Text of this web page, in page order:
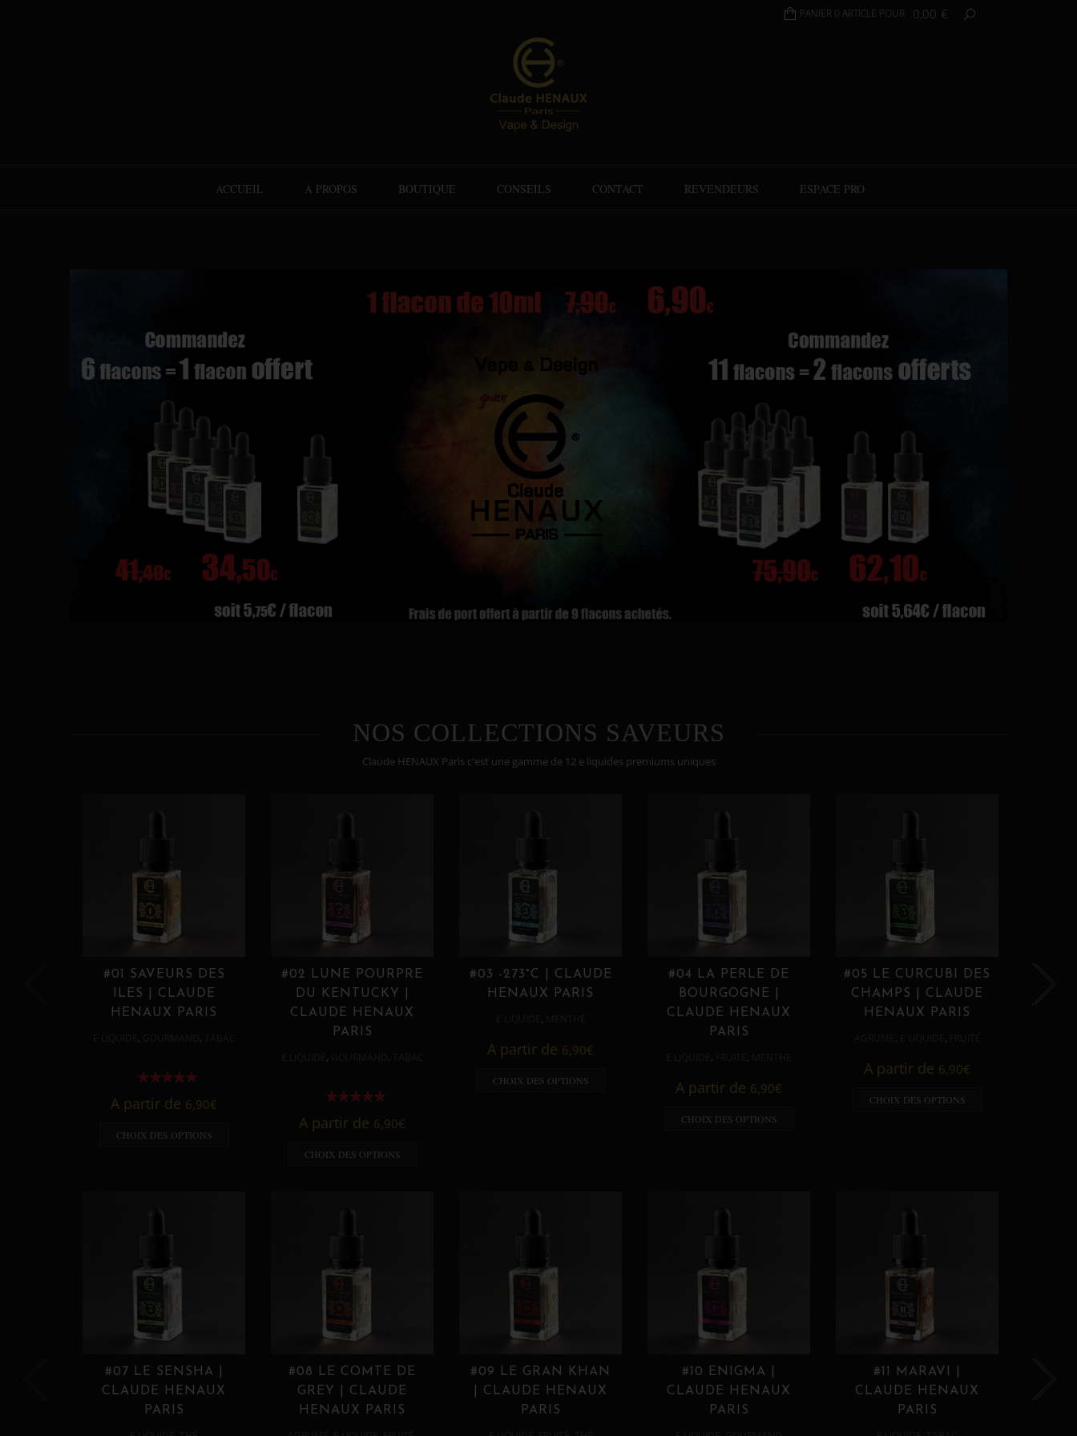
PANIER 0 ARTICLE POUR 0,00 €
ACCUEIL À PROPOS BOUTIQUE CONSEILS CONTACT REVENDEURS ESPACE PRO
NOS COLLECTIONS SAVEURS
Claude HENAUX Paris c'est une gamme de 12 e liquides premiums uniques
#01 SAVEURS DES
ILES | CLAUDE
HENAUX PARIS
, ,
A partir de 6,90€
CHOIX DES OPTIONS
#02 LUNE POURPRE
DU KENTUCKY |
CLAUDE HENAUX
PARIS
, ,
A partir de 6,90€
CHOIX DES OPTIONS
#03 -273°C | CLAUDE
HENAUX PARIS
,
A partir de 6,90€
CHOIX DES OPTIONS
#04 LA PERLE DE
BOURGOGNE |
CLAUDE HENAUX
PARIS
, ,
A partir de 6,90€
CHOIX DES OPTIONS
#05 LE CURCUBI DES
CHAMPS | CLAUDE
HENAUX PARIS
, ,
A partir de 6,90€
CHOIX DES OPTIONS
#07 LE SENSHA |
CLAUDE HENAUX
PARIS
#08 LE COMTE DE
GREY | CLAUDE
HENAUX PARIS
#09 LE GRAN KHAN
| CLAUDE HENAUX
PARIS
#10 ENIGMA |
CLAUDE HENAUX
PARIS
#11 MARAVI |
CLAUDE HENAUX
PARIS